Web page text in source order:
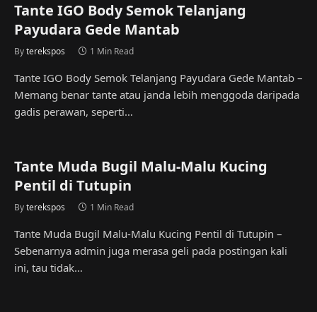
Tante IGO Body Semok Telanjang
Payudara Gede Mantab
Byterekspos 1 Min Read
Tante IGO Body Semok Telanjang Payudara Gede Mantab –
Memang benar tante atau janda lebih menggoda daripada
gadis perawan, seperti…
Tante Muda Bugil Malu-Malu Kucing
Pentil di Tutupin
Byterekspos 1 Min Read
Tante Muda Bugil Malu-Malu Kucing Pentil di Tutupin –
Sebenarnya admin juga merasa geli pada postingan kali
ini, tau tidak…